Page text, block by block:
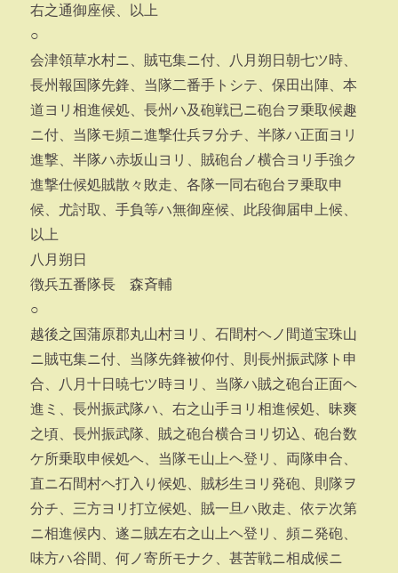
右之通御座候、以上
○
会津領草水村ニ、賊屯集ニ付、八月朔日朝七ツ時、
長州報国隊先鋒、当隊二番手トシテ、保田出陣、本
道ヨリ相進候処、長州ハ及砲戦已ニ砲台ヲ乗取候趣
ニ付、当隊モ頻ニ進撃仕兵ヲ分チ、半隊ハ正面ヨリ
進撃、半隊ハ赤坂山ヨリ、賊砲台ノ横合ヨリ手強ク
進撃仕候処賊散々敗走、各隊一同右砲台ヲ乗取申
候、尤討取、手負等ハ無御座候、此段御届申上候、
以上
八月朔日
徴兵五番隊長 森斉輔
○
越後之国蒲原郡丸山村ヨリ、石間村ヘノ間道宝珠山
ニ賊屯集ニ付、当隊先鋒被仰付、則長州振武隊ト申
合、八月十日暁七ツ時ヨリ、当隊ハ賊之砲台正面ヘ
進ミ、長州振武隊ハ、右之山手ヨリ相進候処、昧爽
之頃、長州振武隊、賊之砲台横合ヨリ切込、砲台数
ケ所乗取申候処ヘ、当隊モ山上ヘ登リ、両隊申合、
直ニ石間村ヘ打入り候処、賊杉生ヨリ発砲、則隊ヲ
分チ、三方ヨリ打立候処、賊一旦ハ敗走、依テ次第
ニ相進候内、遂ニ賊左右之山上ヘ登リ、頻ニ発砲、
味方ハ谷間、何ノ寄所モナク、甚苦戦ニ相成候ニ